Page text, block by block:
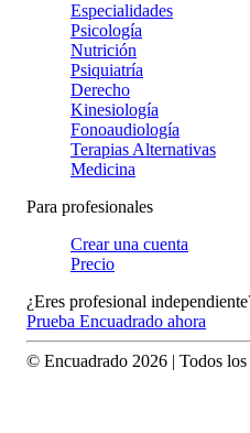
Especialidades
Psicología
Nutrición
Psiquiatría
Derecho
Kinesiología
Fonoaudiología
Terapias Alternativas
Medicina
Para profesionales
Crear una cuenta
Precio
¿Eres profesional
Prueba Encuadrado ahora
© Encuadrado 2026 | Todos